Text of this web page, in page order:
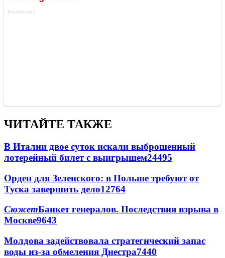
ЧИТАЙТЕ ТАКЖЕ
В Италии двое суток искали выброшенный
лотерейный билет с выигрышем24495
Орден для Зеленского: в Польше требуют от
Туска завершить дело12764
СюжетБанкет генералов. Последствия взрыва в
Москве9643
Молдова задействовала стратегический запас
воды из-за обмеления Днестра7440